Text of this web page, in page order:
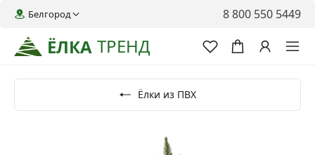
ЁЛКА ТРЕНД
Белгород 8 800 550 5449
Ёлки из ПВХ